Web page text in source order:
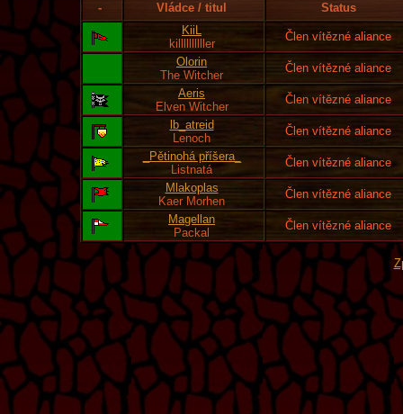
- Vládce / titul
Status
KiiL
killllllllller
Člen vítězné aliance
Olorin
The Witcher
Člen vítězné aliance
Aeris
Elven Witcher
Člen vítězné aliance
lb_atreid
Lenoch
Člen vítězné aliance
_Pětinohá příšera_
Listnatá
Člen vítězné aliance
Mlakoplas
Kaer Morhen
Člen vítězné aliance
Magellan
Packal
Člen vítězné aliance